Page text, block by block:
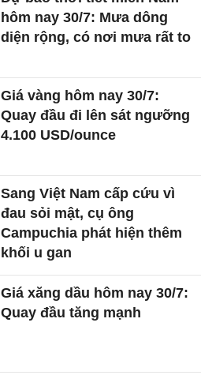
hôm nay 30/7: Mưa dông
diện rộng, có nơi mưa rất to
Giá vàng hôm nay 30/7:
Quay đầu đi lên sát ngưỡng
4.100 USD/ounce
Sang Việt Nam cấp cứu vì
đau sỏi mật, cụ ông
Campuchia phát hiện thêm
khối u gan
Giá xăng dầu hôm nay 30/7:
Quay đầu tăng mạnh